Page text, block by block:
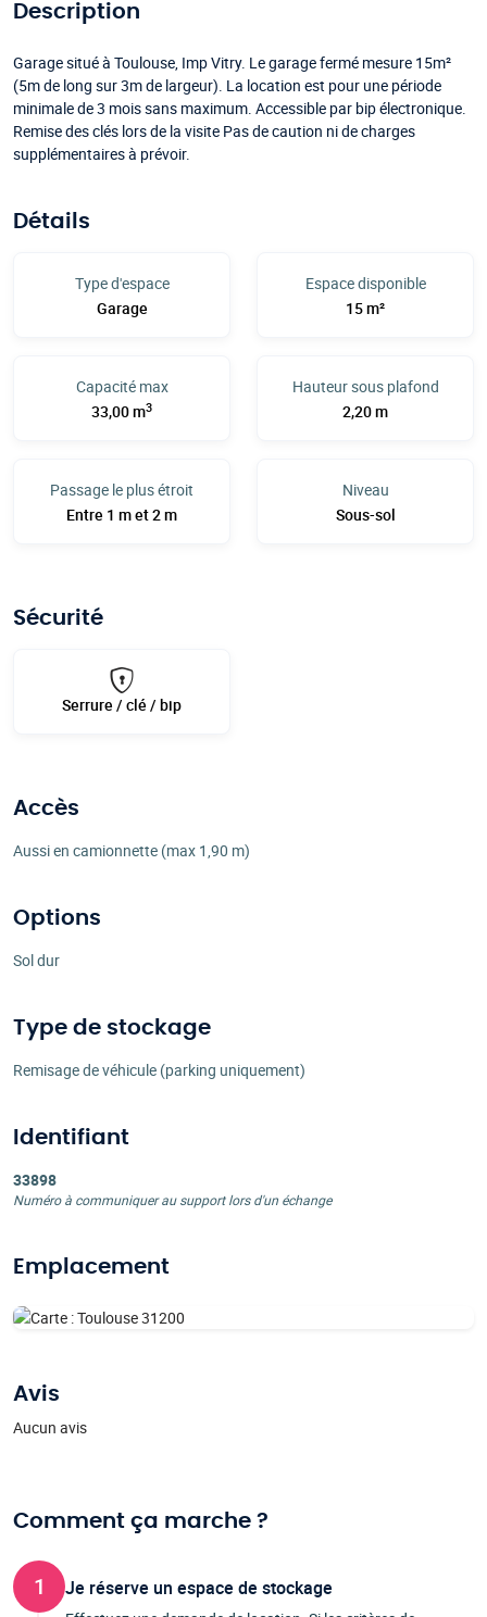
Description
Garage situé à Toulouse, Imp Vitry. Le garage fermé mesure 15m²
(5m de long sur 3m de largeur). La location est pour une période
minimale de 3 mois sans maximum. Accessible par bip électronique.
Remise des clés lors de la visite Pas de caution ni de charges
supplémentaires à prévoir.
Détails
Type d'espace
Garage
Espace disponible
15 m²
Capacité max
33,00 m3
Hauteur sous plafond
2,20 m
Passage le plus étroit
Entre 1 m et 2 m
Niveau
Sous-sol
Sécurité
Serrure / clé / bip
Accès
Aussi en camionnette (max 1,90 m)
Options
Sol dur
Type de stockage
Remisage de véhicule (parking uniquement)
Identifiant
33898
Numéro à communiquer au support lors d'un échange
Emplacement
Avis
Aucun avis
Comment ça marche ?
1 Je réserve un espace de stockage